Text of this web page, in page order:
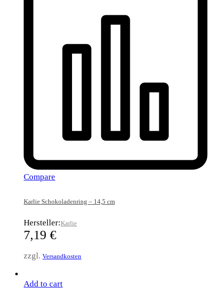
Compare
Karlie Schokoladenring – 14,5 cm
Hersteller:Karlie
7,19 €
zzgl. Versandkosten
Add to cart